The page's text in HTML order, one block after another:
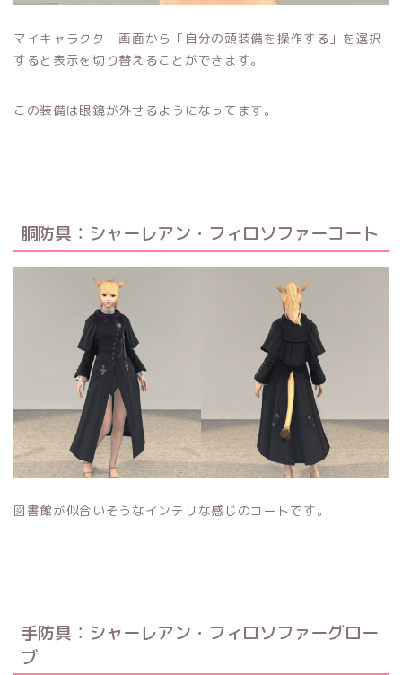
マイキャラクター画面から「自分の頭装備を操作する」を選択
すると表示を切り替えることができます。
この装備は眼鏡が外せるようになってます。
胴防具：シャーレアン・フィロソファーコート
図書館が似合いそうなインテリな感じのコートです。
手防具：シャーレアン・フィロソファーグロー
ブ